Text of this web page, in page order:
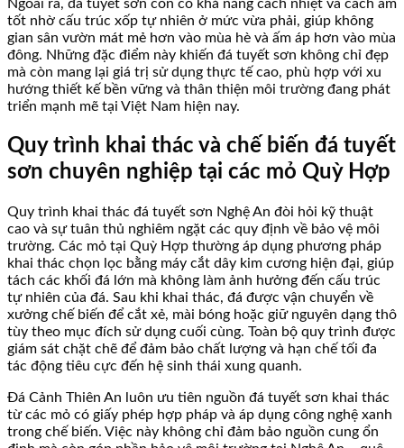
Ngoài ra, đá tuyết sơn còn có khả năng cách nhiệt và cách âm
tốt nhờ cấu trúc xốp tự nhiên ở mức vừa phải, giúp không
gian sân vườn mát mẻ hơn vào mùa hè và ấm áp hơn vào mùa
đông. Những đặc điểm này khiến đá tuyết sơn không chỉ đẹp
mà còn mang lại giá trị sử dụng thực tế cao, phù hợp với xu
hướng thiết kế bền vững và thân thiện môi trường đang phát
triển mạnh mẽ tại Việt Nam hiện nay.
Quy trình khai thác và chế biến đá tuyết
sơn chuyên nghiệp tại các mỏ Quỳ Hợp
Quy trình khai thác đá tuyết sơn Nghệ An đòi hỏi kỹ thuật
cao và sự tuân thủ nghiêm ngặt các quy định về bảo vệ môi
trường. Các mỏ tại Quỳ Hợp thường áp dụng phương pháp
khai thác chọn lọc bằng máy cắt dây kim cương hiện đại, giúp
tách các khối đá lớn mà không làm ảnh hưởng đến cấu trúc
tự nhiên của đá. Sau khi khai thác, đá được vận chuyển về
xưởng chế biến để cắt xẻ, mài bóng hoặc giữ nguyên dạng thô
tùy theo mục đích sử dụng cuối cùng. Toàn bộ quy trình được
giám sát chặt chẽ để đảm bảo chất lượng và hạn chế tối đa
tác động tiêu cực đến hệ sinh thái xung quanh.
Đá Cảnh Thiên An luôn ưu tiên nguồn đá tuyết sơn khai thác
từ các mỏ có giấy phép hợp pháp và áp dụng công nghệ xanh
trong chế biến. Việc này không chỉ đảm bảo nguồn cung ổn